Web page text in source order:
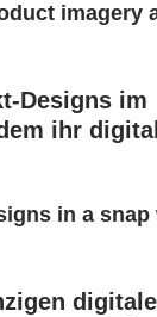
imagery
Designs im
ihr
in a snap